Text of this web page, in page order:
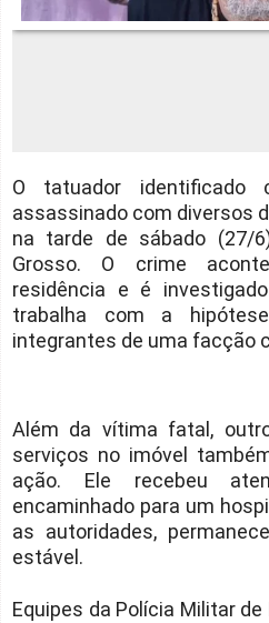
O tatuador identificado
assassinado com diversos
na tarde de sábado (27/
Grosso. O crime
residência e é
trabalha com a
integrantes de uma facção
Além da vítima fatal,
serviços no imóvel
ação. Ele recebeu
encaminhado para um
as autoridades,
estável.
Equipes da Polícia Militar